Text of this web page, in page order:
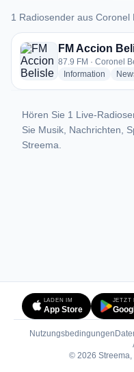
1 Radiosender aus Coronel
1 Radiosender aus
FM Accion
87.9 FM · Coronel
Information radio
Hören Sie 1 Live-
Sie Musik, Nachrichten,
Streema.
LADEN IM
App Store
JETZT
Nutzungsbedingungen
© 2026 Streema,